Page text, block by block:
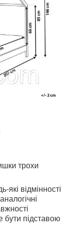
трохи
відмінності
бути підставою